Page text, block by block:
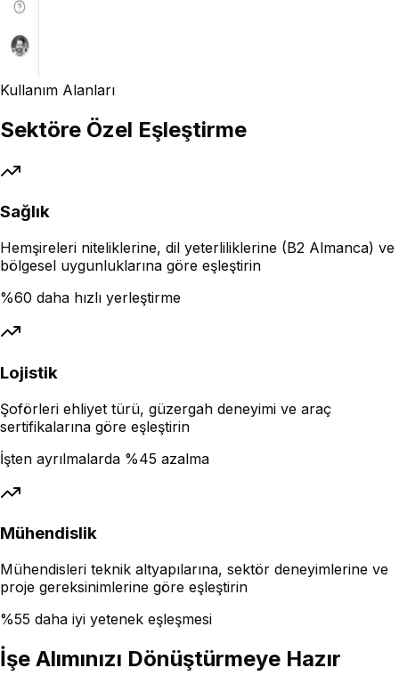
Kullanım Alanları
Sektöre Özel Eşleştirme
Sağlık
Hemşireleri niteliklerine, dil yeterliliklerine (B2 Almanca) ve
bölgesel uygunluklarına göre eşleştirin
%60 daha hızlı yerleştirme
Lojistik
Şoförleri ehliyet türü, güzergah deneyimi ve araç
sertifikalarına göre eşleştirin
İşten ayrılmalarda %45 azalma
Mühendislik
Mühendisleri teknik altyapılarına, sektör deneyimlerine ve
proje gereksinimlerine göre eşleştirin
%55 daha iyi yetenek eşleşmesi
İşe Alımınızı Dönüştürmeye Hazır